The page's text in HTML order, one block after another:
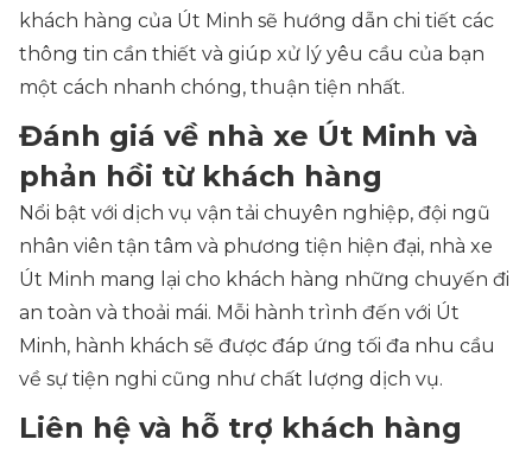
khách hàng của Út Minh sẽ hướng dẫn chi tiết các
thông tin cần thiết và giúp xử lý yêu cầu của bạn
một cách nhanh chóng, thuận tiện nhất.
Đánh giá về nhà xe Út Minh và
phản hồi từ khách hàng
Nổi bật với dịch vụ vận tải chuyên nghiệp, đội ngũ
nhân viên tận tâm và phương tiện hiện đại, nhà xe
Út Minh mang lại cho khách hàng những chuyến đi
an toàn và thoải mái. Mỗi hành trình đến với Út
Minh, hành khách sẽ được đáp ứng tối đa nhu cầu
về sự tiện nghi cũng như chất lượng dịch vụ.
Liên hệ và hỗ trợ khách hàng